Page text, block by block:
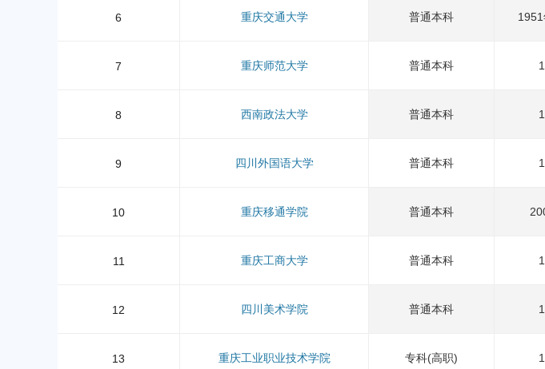
6 重庆交通大学 普通本科
7 重庆师范大学 普通本科
8 西南政法大学 普通本科
9 四川外国语大学 普通本科
10 重庆移通学院 普通本科
11 重庆工商大学 普通本科
12 四川美术学院 普通本科
13 重庆工业职业技术学院 专科(高职)